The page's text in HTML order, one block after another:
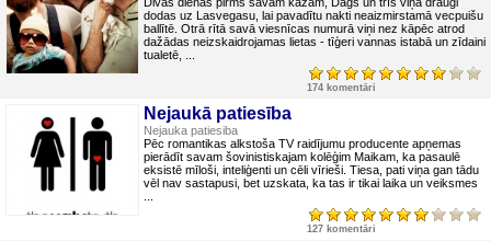
dodas uz Lasvegasu, lai pavadītu nakti neaizmirstamā vecpuišu
ballītē. Otrā rītā savā viesnīcas numurā viņi nez kāpēc atrod
dažādas neizskaidrojamas lietas - tīģeri vannas istabā un zīdaini
tualetē, ...
174 komentāri
Nejaukā patiesība
Nejauka patiesiba
Pēc romantikas alkstoša TV raidījumu producente apņemas
pierādīt savam šovinistiskajam kolēģim Maikam, ka pasaulē
eksistē mīloši, inteliģenti un cēli vīrieši. Tiesa, pati viņa gan tādu
vēl nav sastapusi, bet uzskata, ka tas ir tikai laika un veiksmes
127 komentāri